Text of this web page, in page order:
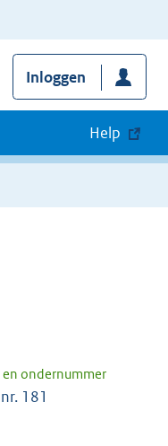
Inloggen
Help
en ondernummer
181